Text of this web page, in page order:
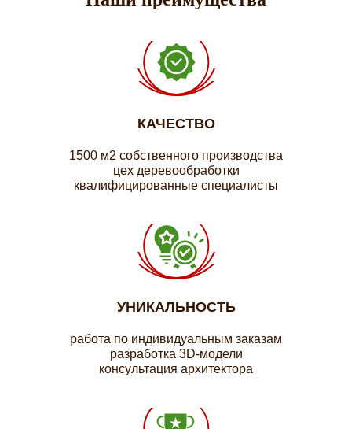
КАЧЕСТВО
1500 м2 собственного производства
цех деревообработки
квалифицированные специалисты
УНИКАЛЬНОСТЬ
работа по индивидуальным заказам
разработка 3D-модели
консультация архитектора